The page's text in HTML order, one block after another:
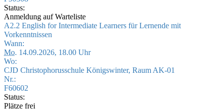
Status:
Anmeldung auf Warteliste
A2.2 English for Intermediate Learners für Lernende mit
Vorkenntnissen
Wann:
Mo. 14.09.2026, 18.00 Uhr
Wo:
CJD Christophorusschule Königswinter, Raum AK-01
Nr.:
F60602
Status:
Plätze frei